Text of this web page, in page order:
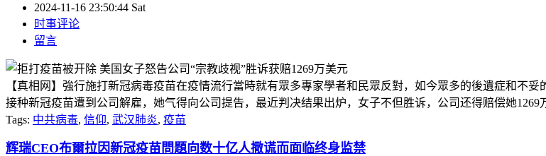
2024-11-16 23:50:44 Sat
时事评论
留言
【真相网】強行施打新冠病毒疫苗在疫情流行當時就有眾多專家學者和民眾反對，如今眾多的後遺症和不
接种新冠疫苗遭到公司解雇，她气得向公司提告，最近判决结果出炉，女子不但胜诉，公司还得赔偿她
Tags: 中共病毒, 信仰, 武汉肺炎, 疫苗
辉瑞CEO布爾拉因新冠疫苗問題向数十亿人撒谎而面临终身监禁